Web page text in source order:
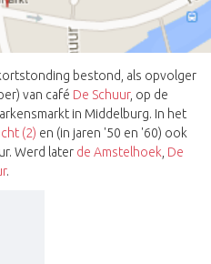
bestond, als opvolger
van café De Schuur, op de
in Middelburg. In het
(2) en (in jaren '50 en '60) ook
Werd later de Amstelhoek De
.